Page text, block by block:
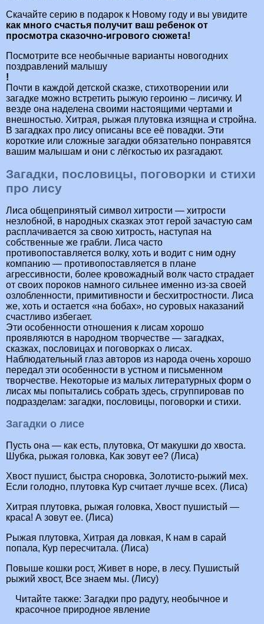
Скачайте серию в подарок к Новому году и вы увидите
как много счастья получит ваш ребенок от
просмотра сказочно-игрового сюжета!
Посмотрите все необычные варианты новогодних
поздравлений малышу
!
Почти в каждой детской сказке, стихотворении или
загадке можно встретить рыжую героиню – лисичку. И
везде она наделена своими настоящими чертами и
внешностью. Хитрая, рыжая плутовка изящна и стройна.
В загадках про лису описаны все её повадки. Эти
короткие или сложные загадки обязательно понравятся
вашим малышам и они с лёгкостью их разгадают.
Загадки, пословицы, поговорки и стихи
про лису
Лиса общепринятый символ хитрости — хитрости
незлобной, в народных сказках этот герой зачастую сам
расплачивается за свою хитрость, наступая на
собственные же грабли. Лиса часто
противопоставляется волку, хоть и водит с ним одну
компанию — противопоставляется в плане
агрессивности, более кровожадный волк часто страдает
от своих пороков намного сильнее именно из-за своей
озлобленности, примитивности и бесхитростности. Лиса
же, хоть и остается «на бобах», но суровых наказаний
счастливо избегает.
Эти особенности отношения к лисам хорошо
проявляются в народном творчестве — загадках,
сказках, пословицах и поговорках о лисах.
Наблюдательный глаз авторов из народа очень хорошо
передал эти особенности в устном и письменном
творчестве. Некоторые из малых литературных форм о
лисах мы попытались собрать здесь, сгруппировав по
подразделам: загадки, пословицы, поговорки и стихи.
Загадки о лисе
Пусть она — как есть, плутовка, От макушки до хвоста.
Шубка, рыжая головка, Как зовут ее? (Лиса)
Хвост пушист, быстра сноровка, Золотисто-рыжий мех.
Если голодно, плутовка Кур считает лучше всех. (Лиса)
Хитрая плутовка, рыжая головка, Хвост пушистый —
краса! А зовут ее. (Лиса)
Рыжая плутовка, Хитрая да ловкая, К нам в сарай
попала, Кур пересчитала. (Лиса)
Повыше кошки рост, Живет в норе, в лесу. Пушистый
рыжий хвост, Все знаем мы. (Лису)
Читайте также: Загадки про радугу, необычное и
красочное природное явление